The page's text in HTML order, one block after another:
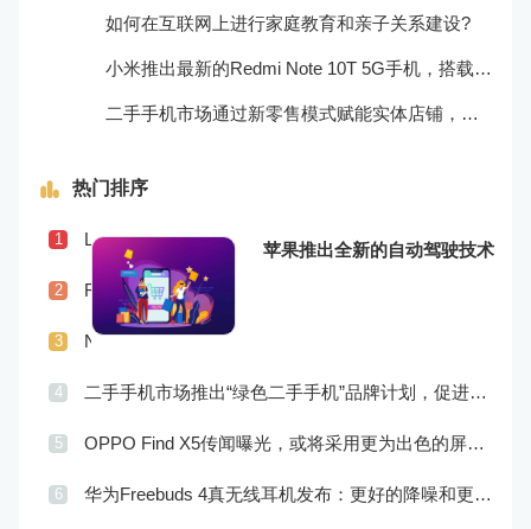
如何在互联网上进行家庭教育和亲子关系建设?
小米推出最新的Redmi Note 10T 5G手机，搭载超快的5G网络和高效的处理器！
二手手机市场通过新零售模式赋能实体店铺，促进销售升级
热门排序
苹果推出全新的自动驾驶技术
1 Lenovo Legion Phone 3上市，搭载更为强劲的处理器和游戏体验
2 Realme X9传闻曝光，或将配备更为优秀的摄像头和屏幕技术
3 Nokia发布全新Nokia 8 V 5G UW，支持超快5G网络和专为美国市场定制
4 二手手机市场推出“绿色二手手机”品牌计划，促进市场品牌化
5 OPPO Find X5传闻曝光，或将采用更为出色的屏幕和实用功能
6 华为Freebuds 4真无线耳机发布：更好的降噪和更完美的音效